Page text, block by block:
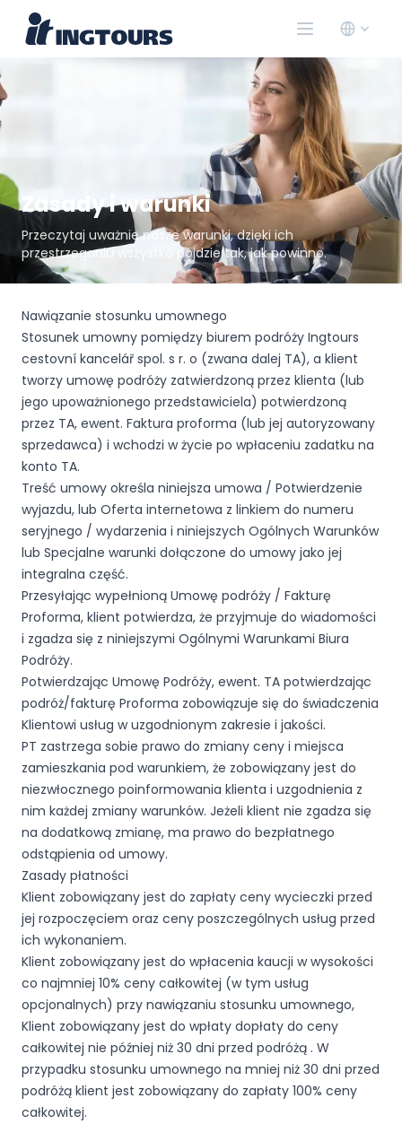
Zasady i warunki
Przeczytaj uważnie nasze warunki, dzięki ich
przestrzeganiu wszystko pójdzie tak, jak powinno.
Nawiązanie stosunku umownego
Stosunek umowny pomiędzy biurem podróży Ingtours
cestovní kancelář spol. s r. o (zwana dalej TA), a klient
tworzy umowę podróży zatwierdzoną przez klienta (lub
jego upoważnionego przedstawiciela) potwierdzoną
przez TA, ewent. Faktura proforma (lub jej autoryzowany
sprzedawca) i wchodzi w życie po wpłaceniu zadatku na
konto TA.
Treść umowy określa niniejsza umowa / Potwierdzenie
wyjazdu, lub Oferta internetowa z linkiem do numeru
seryjnego / wydarzenia i niniejszych Ogólnych Warunków
lub Specjalne warunki dołączone do umowy jako jej
integralna część.
Przesyłając wypełnioną Umowę podróży / Fakturę
Proforma, klient potwierdza, że przyjmuje do wiadomości
i zgadza się z niniejszymi Ogólnymi Warunkami Biura
Podróży.
Potwierdzając Umowę Podróży, ewent. TA potwierdzając
podróż/fakturę Proforma zobowiązuje się do świadczenia
Klientowi usług w uzgodnionym zakresie i jakości.
PT zastrzega sobie prawo do zmiany ceny i miejsca
zamieszkania pod warunkiem, że zobowiązany jest do
niezwłocznego poinformowania klienta i uzgodnienia z
nim każdej zmiany warunków. Jeżeli klient nie zgadza się
na dodatkową zmianę, ma prawo do bezpłatnego
odstąpienia od umowy.
Zasady płatności
Klient zobowiązany jest do zapłaty ceny wycieczki przed
jej rozpoczęciem oraz ceny poszczególnych usług przed
ich wykonaniem.
Klient zobowiązany jest do wpłacenia kaucji w wysokości
co najmniej 10% ceny całkowitej (w tym usług
opcjonalnych) przy nawiązaniu stosunku umownego,
Klient zobowiązany jest do wpłaty dopłaty do ceny
całkowitej nie później niż 30 dni przed podróżą . W
przypadku stosunku umownego na mniej niż 30 dni przed
podróżą klient jest zobowiązany do zapłaty 100% ceny
całkowitej.